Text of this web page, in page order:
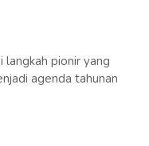
langkah pionir yang
agenda tahunan